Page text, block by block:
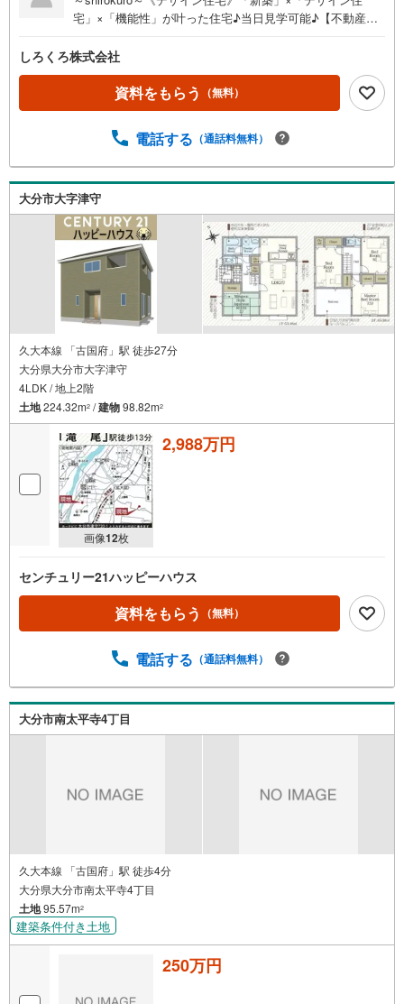
宅」×「機能性」が叶った住宅♪当日見学可能♪【不動産の
も随時受付お客様のご都合に合わせて24時間365日サポー
ト新築建売住宅 大分市荏隈5【4LDK】 価格（税込）
2,790万円 ボーナス無しでも月々6.1万円台～※ローンに不
安のある方、他社で断られた方も是非一度ご相談ください
しろくろ株式会社
資料をもらう （無料）
電話する （通話料無料）
大分市大字津守
久大本線 「古国府」駅 徒歩27分
大分県大分市大字津守
4LDK / 地上2階
土地224.32m2 /建物98.82m2
画像12枚
2,988万円
センチュリー21ハッピーハウス
資料をもらう （無料）
電話する （通話料無料）
大分市南太平寺4丁目
久大本線 「古国府」駅 徒歩4分
大分県大分市南太平寺4丁目
土地95.57m2
建築条件付き土地
250万円